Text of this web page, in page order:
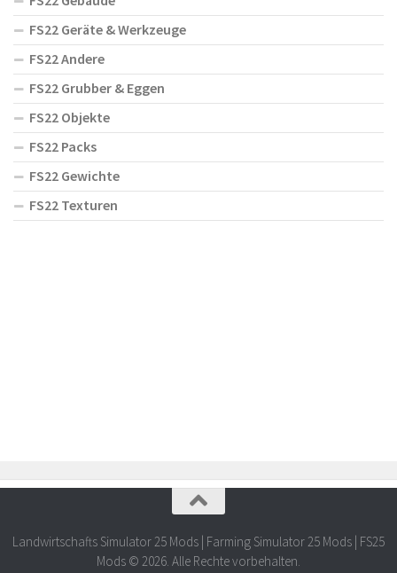
FS22 Geräte & Werkzeuge
FS22 Andere
FS22 Grubber & Eggen
FS22 Objekte
FS22 Packs
FS22 Gewichte
FS22 Texturen
Landwirtschafts Simulator 25 Mods | Farming Simulator 25 Mods | FS25
Mods © 2026. Alle Rechte vorbehalten.